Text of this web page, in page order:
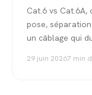
Cat.6 vs Cat.6A,
pose,
un câblage qui
29 juin 20267 min